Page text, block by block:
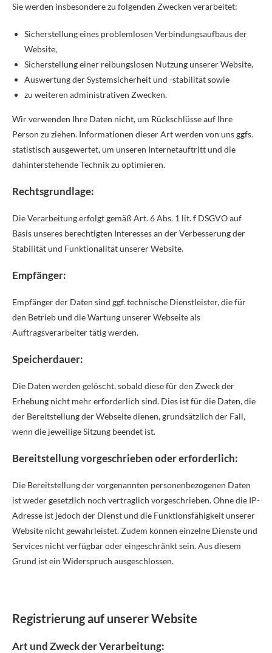
Sie werden insbesondere zu folgenden Zwecken verarbeitet:
Sicherstellung eines problemlosen Verbindungsaufbaus der
Website,
Sicherstellung einer reibungslosen Nutzung unserer Website,
Auswertung der Systemsicherheit und -stabilität sowie
zu weiteren administrativen Zwecken.
Wir verwenden Ihre Daten nicht, um Rückschlüsse auf Ihre
Person zu ziehen. Informationen dieser Art werden von uns ggfs.
statistisch ausgewertet, um unseren Internetauftritt und die
dahinterstehende Technik zu optimieren.
Rechtsgrundlage:
Die Verarbeitung erfolgt gemäß Art. 6 Abs. 1 lit. f DSGVO auf
Basis unseres berechtigten Interesses an der Verbesserung der
Stabilität und Funktionalität unserer Website.
Empfänger:
Empfänger der Daten sind ggf. technische Dienstleister, die für
den Betrieb und die Wartung unserer Webseite als
Auftragsverarbeiter tätig werden.
Speicherdauer:
Die Daten werden gelöscht, sobald diese für den Zweck der
Erhebung nicht mehr erforderlich sind. Dies ist für die Daten, die
der Bereitstellung der Webseite dienen, grundsätzlich der Fall,
wenn die jeweilige Sitzung beendet ist.
Bereitstellung vorgeschrieben oder erforderlich:
Die Bereitstellung der vorgenannten personenbezogenen Daten
ist weder gesetzlich noch vertraglich vorgeschrieben. Ohne die IP-
Adresse ist jedoch der Dienst und die Funktionsfähigkeit unserer
Website nicht gewährleistet. Zudem können einzelne Dienste und
Services nicht verfügbar oder eingeschränkt sein. Aus diesem
Grund ist ein Widerspruch ausgeschlossen.
Registrierung auf unserer Website
Art und Zweck der Verarbeitung: